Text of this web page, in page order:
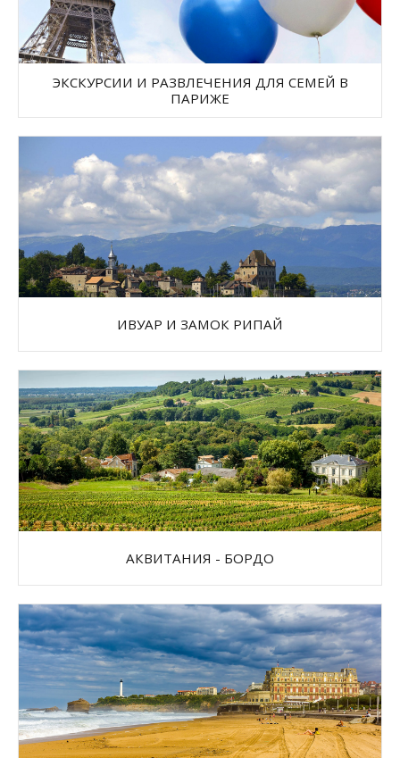
ЭКСКУРСИИ И РАЗВЛЕЧЕНИЯ ДЛЯ СЕМЕЙ В
ПАРИЖЕ
ИВУАР И ЗАМОК РИПАЙ
АКВИТАНИЯ - БОРДО